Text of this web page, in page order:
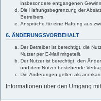
insbesondere entgangenen Gewinn.
Die Haftungsbegrenzung der
Betreibers.
Ansprüche für eine Haftung aus
6. ÄNDERUNGSVORBEHALT
Der Betreiber ist berechtigt, die
Nutzer per E-Mail mitgeteilt.
Der Nutzer ist berechtigt, den
und dem Nutzer bestehende
Die Änderungen gelten als
Informationen über den Umgang